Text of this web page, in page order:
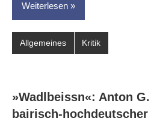
Weiterlesen
Allgemeines Kritik
»Wadlbeissn«: Anton
bairisch-